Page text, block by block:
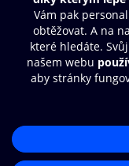
Další zábava
© O2 Czech Republic
Přístupnost
Zásady zpracování